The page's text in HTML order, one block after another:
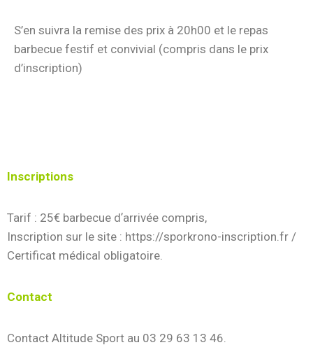
S’en suivra la remise des prix à 20h00 et le repas
barbecue festif et convivial (compris dans le prix
d’inscription)
Inscriptions
Tarif : 25€ barbecue dʼarrivée compris,
Inscription sur le site : https://sporkrono-inscription.fr /
Certificat médical obligatoire.
Contact
Contact Altitude Sport au 03 29 63 13 46.